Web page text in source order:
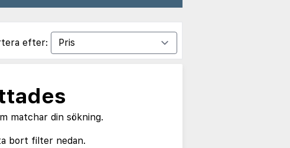
efter:
matchar din sökning.
bort filter nedan.